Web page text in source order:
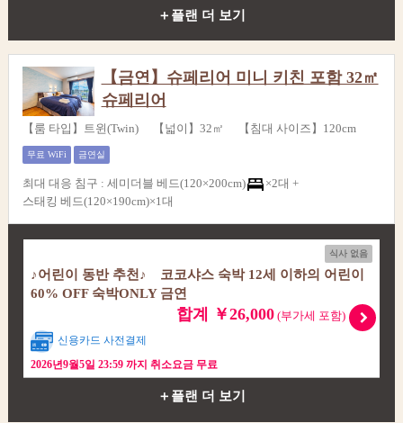
＋플랜 더 보기
【금연】슈페리어 미니 키친 포함 32㎡
슈페리어
【룸 타입】트윈(Twin) 【넓이】32㎡ 【침대 사이즈】120cm
무료 WiFi 금연실
최대 대응 침구 : 세미더블 베드(120×200cm)
×2대 +
스태킹 베드(120×190cm)×1대
식사 없음
♪어린이 동반 추천♪ 코코샤스 숙박 12세 이하의 어린이
60% OFF 숙박ONLY 금연
합계 ￥26,000(부가세 포함)
신용카드 사전결제
2026년9월5일 23:59 까지 취소요금 무료
＋플랜 더 보기